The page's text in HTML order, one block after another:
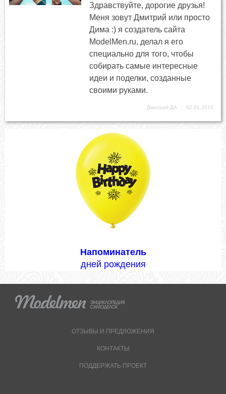
Здравствуйте, дорогие друзья!
Меня зовут Дмитрий или просто
Дима :) я создатель сайта
ModelMen.ru, делал я его
специально для того, чтобы
собирать самые интересные
идеи и поделки, созданные
своими руками.
Дмитрий ДА 02.01.2010
Напоминатель
дней рождения
ОТЗЫВЫ И ПРЕДЛОЖЕНИЯ
КОНТАКТЫ
ПОДДЕРЖАТЬ ПРОЕКТ